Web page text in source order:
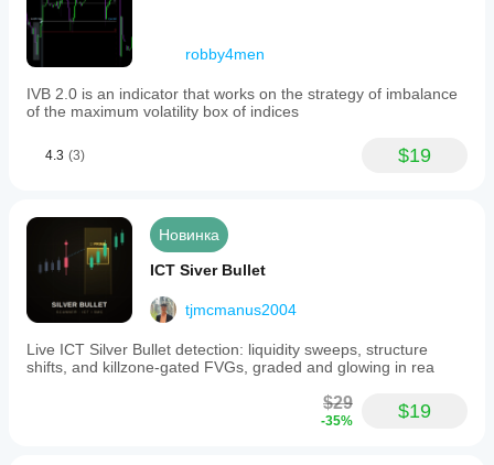
robby4men
IVB 2.0 is an indicator that works on the strategy of imbalance
of the maximum volatility box of indices
4.3 (3) $19
Новинка
ICT Siver Bullet
tjmcmanus2004
Live ICT Silver Bullet detection: liquidity sweeps, structure
shifts, and killzone-gated FVGs, graded and glowing in rea
$29
-35% $19